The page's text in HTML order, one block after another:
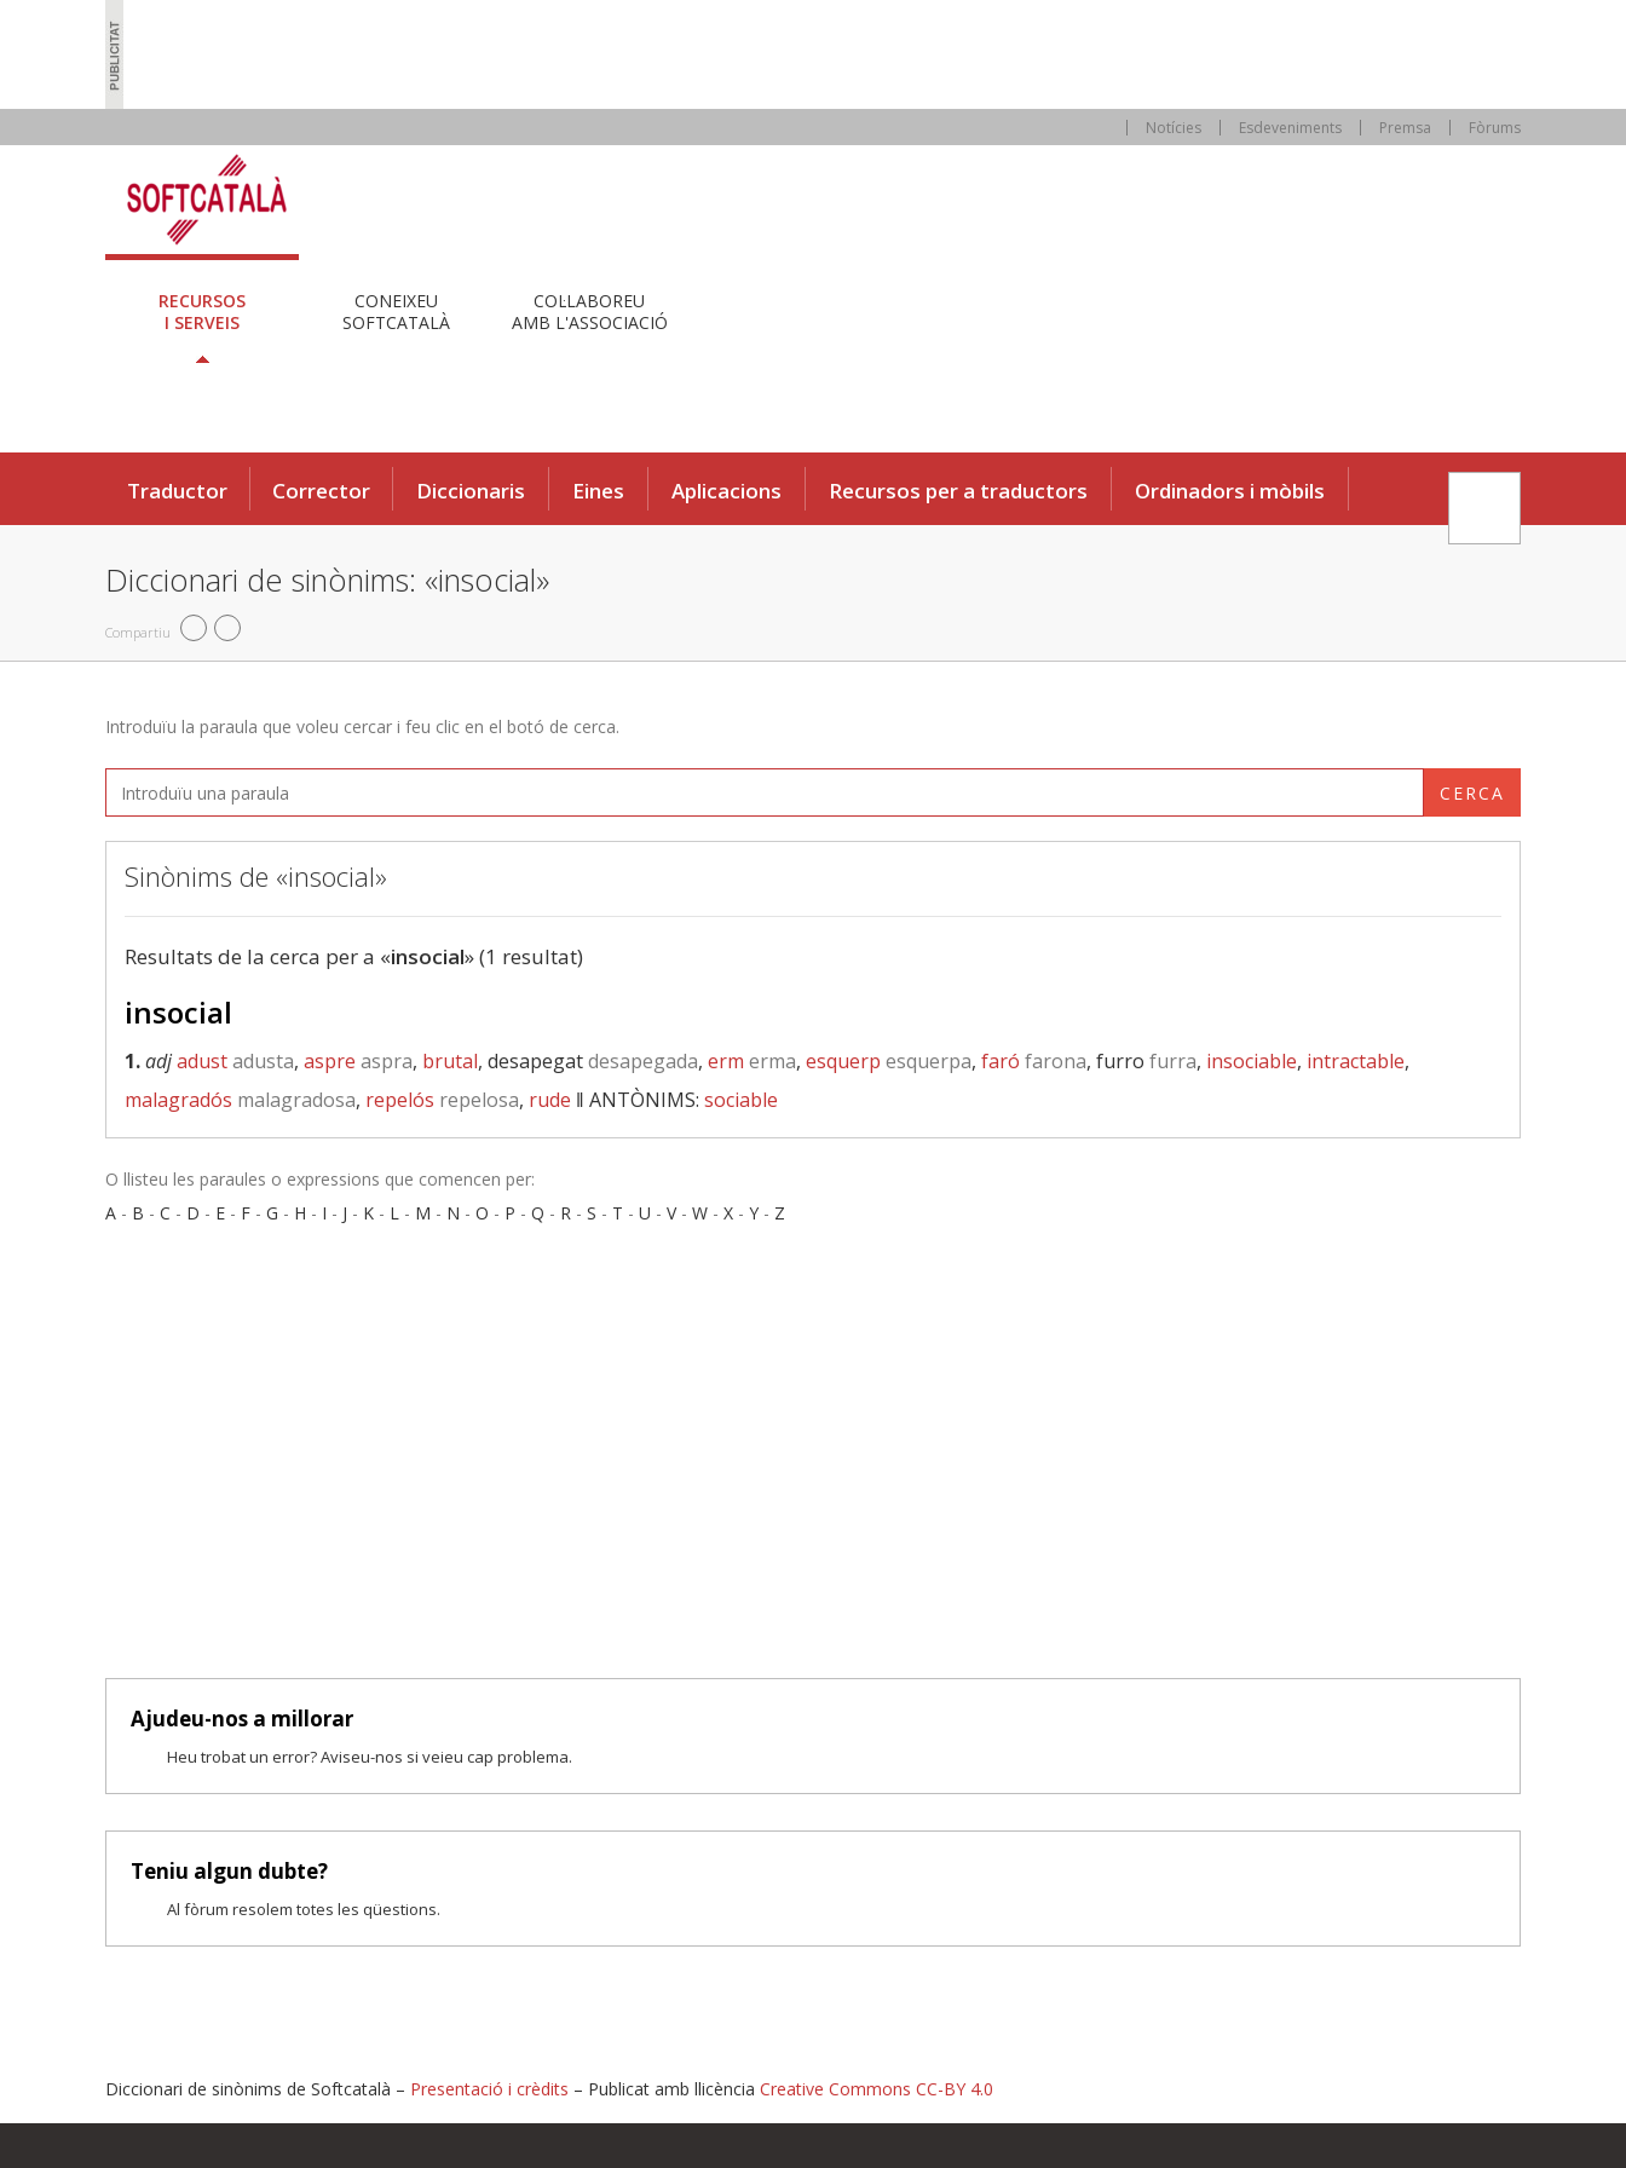
Notícies Esdeveniments Premsa Fòrums
RECURSOS
I SERVEIS
CONEIXEU
SOFTCATALÀ
COL·LABOREU
AMB L'ASSOCIACIÓ
Traductor Corrector Diccionaris Eines Aplicacions Recursos per a traductors Ordinadors i mòbils
Diccionari de sinònims: «insocial»
Compartiu
Introduïu la paraula que voleu cercar i feu clic en el botó de cerca.
CERCA
Sinònims de «insocial»
Resultats de la cerca per a «insocial» (1 resultat)
insocial
1.adjadustadusta, aspre aspra, brutal, desapegatdesapegada, erm erma, esquerp esquerpa, faró farona, furro furra, insociable, intractable,
malagradós malagradosa, repelós repelosa, rude ‖ ANTÒNIMS: sociable
O llisteu les paraules o expressions que comencen per:
A - B - C - D - E - F - G - H - I - J - K - L - M - N - O - P - Q - R - S - T - U - V- W - X - Y - Z
Ajudeu-nos a millorar
Heu trobat un error? Aviseu-nos si veieu cap problema.
Teniu algun dubte?
Al fòrum resolem totes les qüestions.
Diccionari de sinònims de Softcatalà – Presentació i crèdits – Publicat amb llicència Creative Commons CC-BY 4.0